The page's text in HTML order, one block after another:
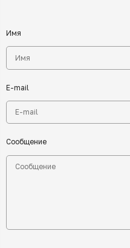
Имя
E-mail
Сообщение